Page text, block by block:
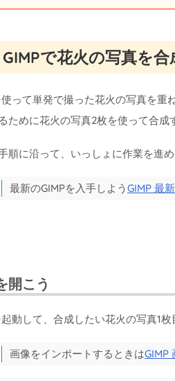
GIMPで花火の写真を
使って単発で撮った花火の写真を
ために花火の写真2枚を使って合成
順に沿って、いっしょに作業を進め
最新のGIMPを入手しよう GIMP 最
開こう
動して、合成したい花火の写真1枚
画像をインポートするときはGIMP